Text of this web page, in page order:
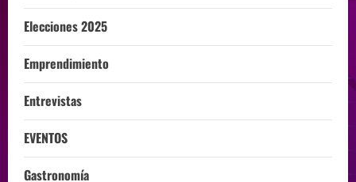
Elecciones 2025
Emprendimiento
Entrevistas
EVENTOS
Gastronomía